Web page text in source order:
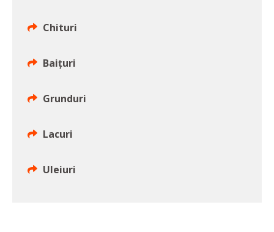
Chituri
Baițuri
Grunduri
Lacuri
Uleiuri